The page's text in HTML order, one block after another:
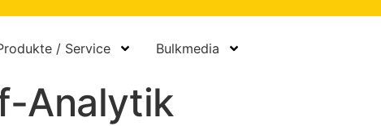
/ Service Bulkmedia
Analytik